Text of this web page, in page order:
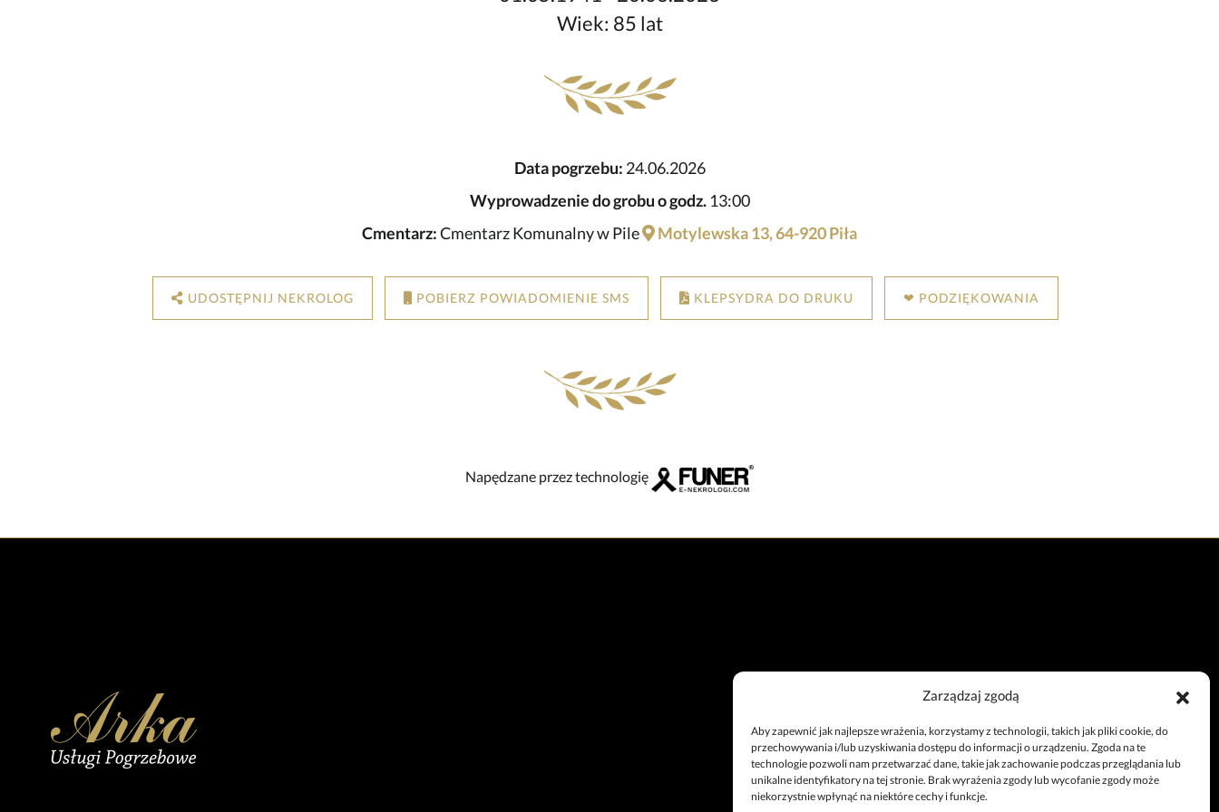
Zarządzaj zgodą
Aby zapewnić jak najlepsze wrażenia, korzystamy z technologii, takich jak pliki cookie, do
przechowywania i/lub uzyskiwania dostępu do informacji o urządzeniu. Zgoda na te
technologie pozwoli nam przetwarzać dane, takie jak zachowanie podczas przeglądania lub
unikalne identyfikatory na tej stronie. Brak wyrażenia zgody lub wycofanie zgody może
niekorzystnie wpłynąć na niektóre cechy i funkcje.
Wiek: 85 lat
Data pogrzebu: 24.06.2026
Wyprowadzenie do grobu o godz.13:00
Cmentarz:Cmentarz Komunalny w Pile Motylewska 13, 64-920 Piła
UDOSTĘPNIJ NEKROLOG POBIERZ POWIADOMIENIE SMS KLEPSYDRA DO DRUKU ❤ PODZIĘKOWANIA
Napędzane przez technologię
Całodobowy telefon
+48 67 212 25 99